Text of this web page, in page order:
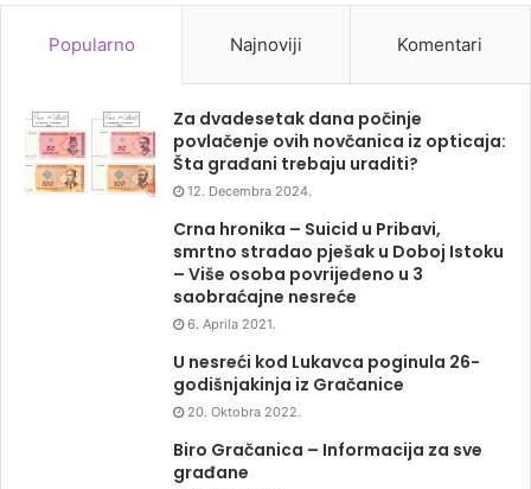
Popularno Najnoviji Komentari
Za dvadesetak dana počinje
povlačenje ovih novčanica iz opticaja:
Šta građani trebaju uraditi?
12. Decembra 2024.
Crna hronika – Suicid u Pribavi,
smrtno stradao pješak u Doboj Istoku
– Više osoba povrijeđeno u 3
saobraćajne nesreće
6. Aprila 2021.
U nesreći kod Lukavca poginula 26-
godišnjakinja iz Gračanice
20. Oktobra 2022.
Biro Gračanica – Informacija za sve
građane